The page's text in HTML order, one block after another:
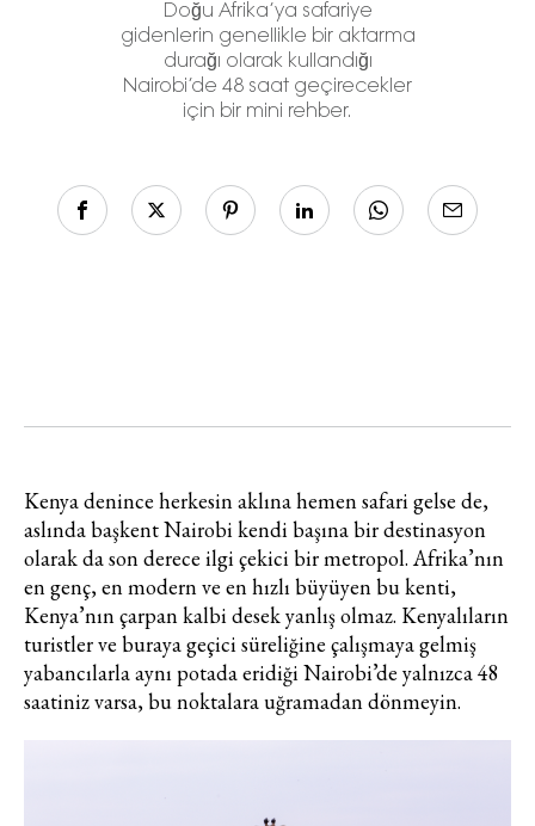
Doğu Afrika’ya safariye
gidenlerin genellikle bir aktarma
durağı olarak kullandığı
Nairobi’de 48 saat geçirecekler
için bir mini rehber.
Kenya denince herkesin aklına hemen safari gelse de,
aslında başkent Nairobi kendi başına bir destinasyon
olarak da son derece ilgi çekici bir metropol. Afrika’nın
en genç, en modern ve en hızlı büyüyen bu kenti,
Kenya’nın çarpan kalbi desek yanlış olmaz. Kenyalıların
turistler ve buraya geçici süreliğine çalışmaya gelmiş
yabancılarla aynı potada eridiği Nairobi’de yalnızca 48
saatiniz varsa, bu noktalara uğramadan dönmeyin.